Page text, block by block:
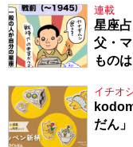
連載
星座
父・
もの
イチオ
だん